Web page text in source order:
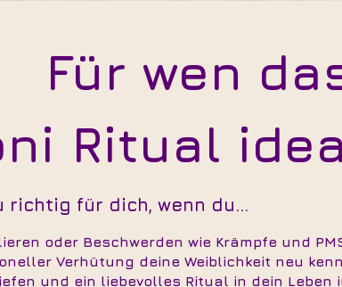
Für wen
Ritual
richtig für dich, wenn du...
oder Beschwerden wie Krämpfe und
Verhütung deine Weiblichkeit neu
und ein liebevolles Ritual in dein Leben